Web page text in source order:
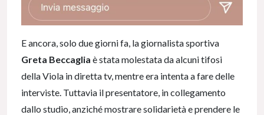
E ancora, solo due giorni fa, la giornalista sportiva
Greta Beccaglia è stata molestata da alcuni tifosi
della Viola in diretta tv, mentre era intenta a fare delle
interviste. Tuttavia il presentatore, in collegamento
dallo studio, anziché mostrare solidarietà e prendere le